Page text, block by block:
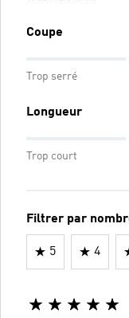
Coupe
Trop serré
Longueur
Trop court
Filtrer par
5 4